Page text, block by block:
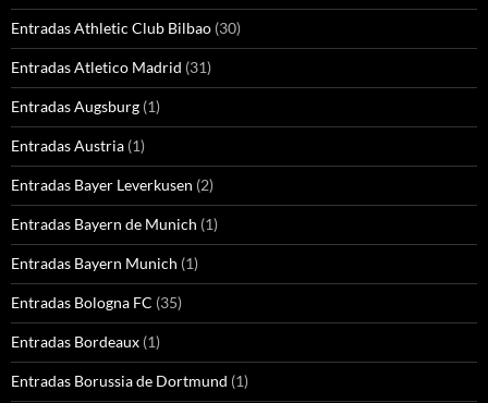
Entradas Athletic Club Bilbao (30)
Entradas Atletico Madrid (31)
Entradas Augsburg (1)
Entradas Austria (1)
Entradas Bayer Leverkusen (2)
Entradas Bayern de Munich (1)
Entradas Bayern Munich (1)
Entradas Bologna FC (35)
Entradas Bordeaux (1)
Entradas Borussia de Dortmund (1)